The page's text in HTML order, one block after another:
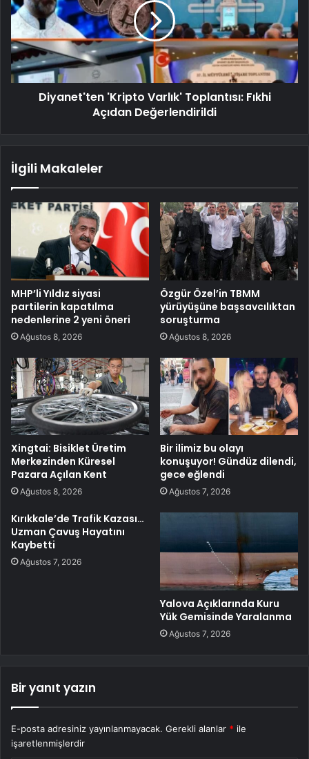
Diyanet'ten 'Kripto Varlık' Toplantısı: Fıkhi
Açıdan Değerlendirildi
İlgili Makaleler
MHP’li Yıldız siyasi
partilerin kapatılma
nedenlerine 2 yeni öneri
Ağustos 8, 2026
Özgür Özel’in TBMM
yürüyüşüne başsavcılıktan
soruşturma
Ağustos 8, 2026
Xingtai: Bisiklet Üretim
Merkezinden Küresel
Pazara Açılan Kent
Ağustos 8, 2026
Bir ilimiz bu olayı
konuşuyor! Gündüz dilendi,
gece eğlendi
Ağustos 7, 2026
Kırıkkale’de Trafik Kazası…
Uzman Çavuş Hayatını
Kaybetti
Ağustos 7, 2026
Yalova Açıklarında Kuru
Yük Gemisinde Yaralanma
Ağustos 7, 2026
Bir yanıt yazın
E-posta adresiniz yayınlanmayacak. Gerekli alanlar * ile
işaretlenmişlerdir